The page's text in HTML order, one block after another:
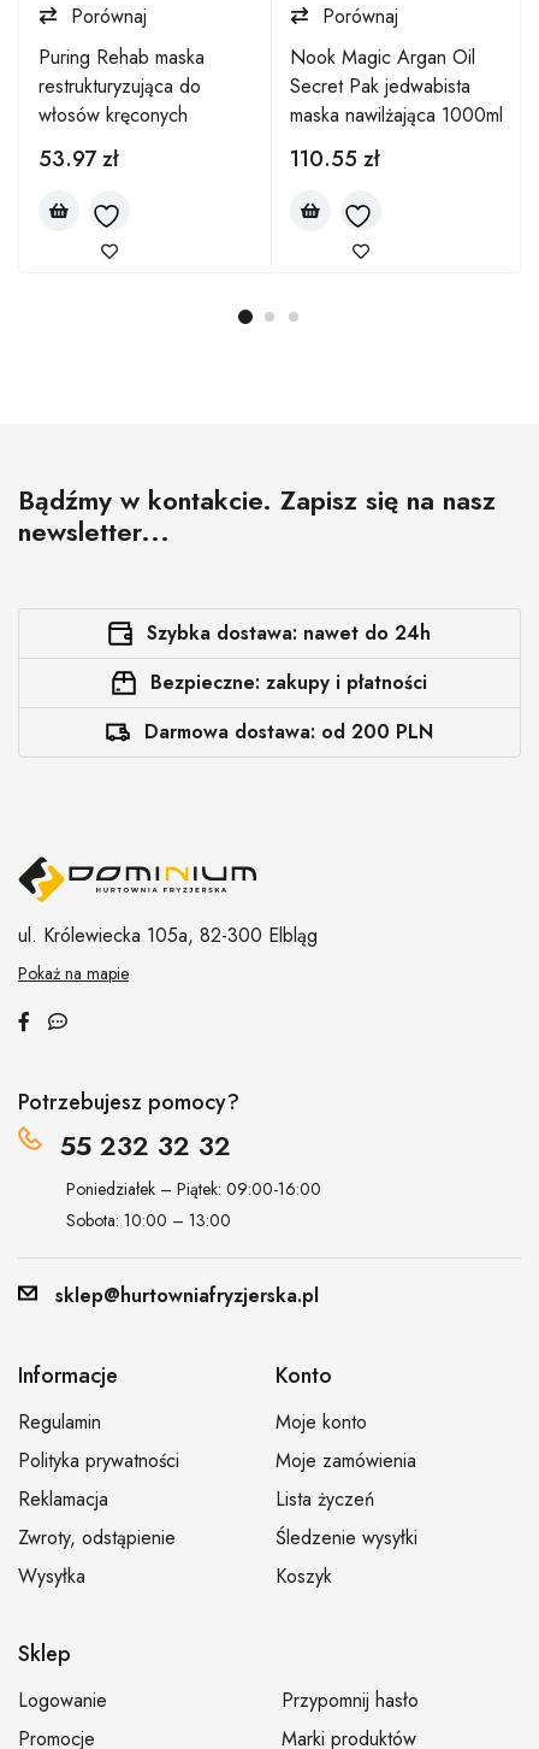
Porównaj
Puring Rehab maska
restrukturyzująca do
włosów kręconych
53.97zł
Porównaj
Nook Magic Argan Oil
Secret Pak jedwabista
maska nawilżająca 1000ml
110.55 zł
Bądźmy w kontakcie. Zapisz się na nasz
newsletter...
Szybka dostawa: nawet do 24h
Bezpieczne: zakupy i płatności
Darmowa dostawa: od 200 PLN
ul. Królewiecka 105a, 82-300 Elbląg
Pokaż na mapie
Potrzebujesz pomocy?
55 232 32 32
Poniedziałek – Piątek: 09:00-16:00
Sobota: 10:00 – 13:00
sklep@hurtowniafryzjerska.pl
Informacje
Regulamin
Polityka prywatności
Reklamacja
Zwroty, odstąpienie
Wysyłka
Konto
Moje konto
Moje zamówienia
Lista życzeń
Śledzenie wysyłki
Koszyk
Sklep
Logowanie
Przypomnij hasło
Promocje
Marki produktów